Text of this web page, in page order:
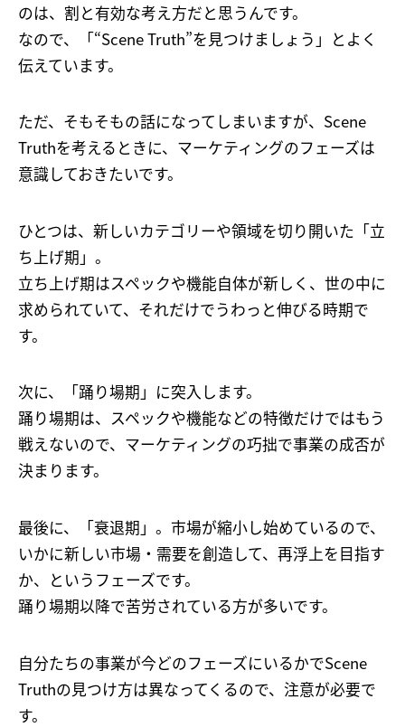
のは、割と有効な考え方だと思うんです。
なので、「“Scene Truth”を見つけましょう」とよく
伝えています。
ただ、そもそもの話になってしまいますが、Scene
Truthを考えるときに、マーケティングのフェーズは
意識しておきたいです。
ひとつは、新しいカテゴリーや領域を切り開いた「立
ち上げ期」。
立ち上げ期はスペックや機能自体が新しく、世の中に
求められていて、それだけでうわっと伸びる時期で
す。
次に、「踊り場期」に突入します。
踊り場期は、スペックや機能などの特徴だけではもう
戦えないので、マーケティングの巧拙で事業の成否が
決まります。
最後に、「衰退期」。市場が縮小し始めているので、
いかに新しい市場・需要を創造して、再浮上を目指す
か、というフェーズです。
踊り場期以降で苦労されている方が多いです。
自分たちの事業が今どのフェーズにいるかでScene
Truthの見つけ方は異なってくるので、注意が必要で
す。